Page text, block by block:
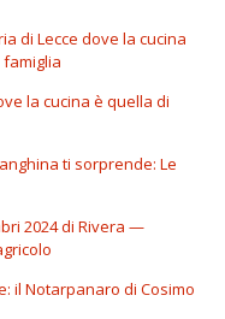
di Lecce dove la cucina
famiglia
la cucina è quella di
ti sorprende: Le
2024 di Rivera —
il Notarpanaro di Cosimo